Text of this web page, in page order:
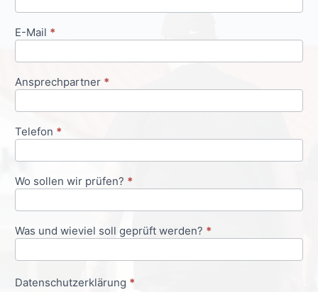
E-Mail *
Ansprechpartner *
Telefon *
Wo sollen wir prüfen? *
Was und wieviel soll geprüft werden? *
Datenschutzerklärung *